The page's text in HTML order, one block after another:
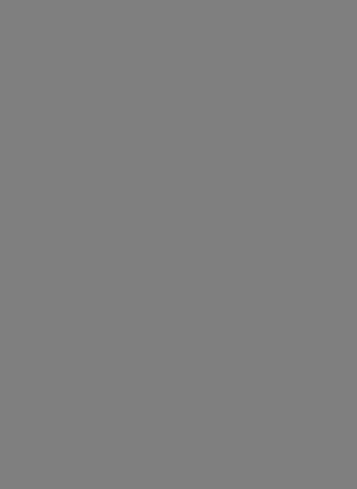
屋7-IDconcept.